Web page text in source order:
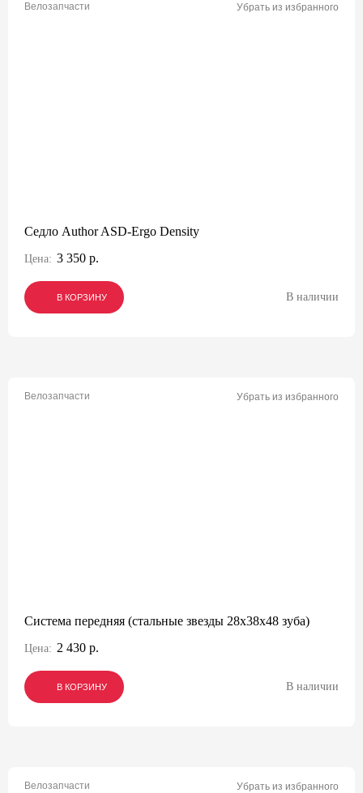
Велозапчасти Убрать из избранного
Седло Author ASD-Ergo Density
Цена: 3 350 р.
В КОРЗИНУ
В КОРЗИНУ
В КОРЗИНУ В наличии
Велозапчасти Убрать из избранного
Система передняя (стальные звезды 28х38х48 зуба)
Цена: 2 430 р.
В КОРЗИНУ
В КОРЗИНУ
В КОРЗИНУ В наличии
Велозапчасти Убрать из избранного